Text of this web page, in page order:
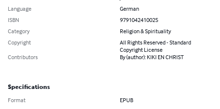
Language
German
ISBN
9791042410025
Category
Religion & Spirituality
Copyright
All Rights Reserved - Standard
Copyright License
Contributors
By (author): KIKI EN CHRIST
Specifications
Format EPUB